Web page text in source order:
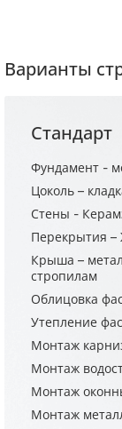
Варианты
Стандарт
Фундамент -
Цоколь –
Стены -
Перекрытия
Крыша –
стропилам
Облицовка
Утепление
Монтаж
Монтаж
Монтаж
Монтаж